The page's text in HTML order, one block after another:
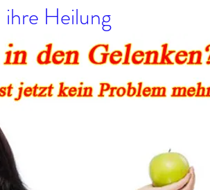
Heilung